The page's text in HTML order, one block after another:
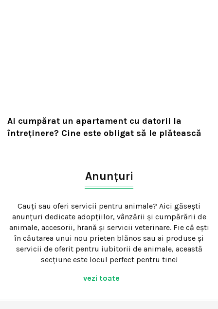
Ai cumpărat un apartament cu datorii la
întreținere? Cine este obligat să le plătească
Anunțuri
Cauți sau oferi servicii pentru animale? Aici găsești
anunțuri dedicate adopțiilor, vânzării și cumpărării de
animale, accesorii, hrană și servicii veterinare. Fie că ești
în căutarea unui nou prieten blănos sau ai produse și
servicii de oferit pentru iubitorii de animale, această
secțiune este locul perfect pentru tine!
vezi toate